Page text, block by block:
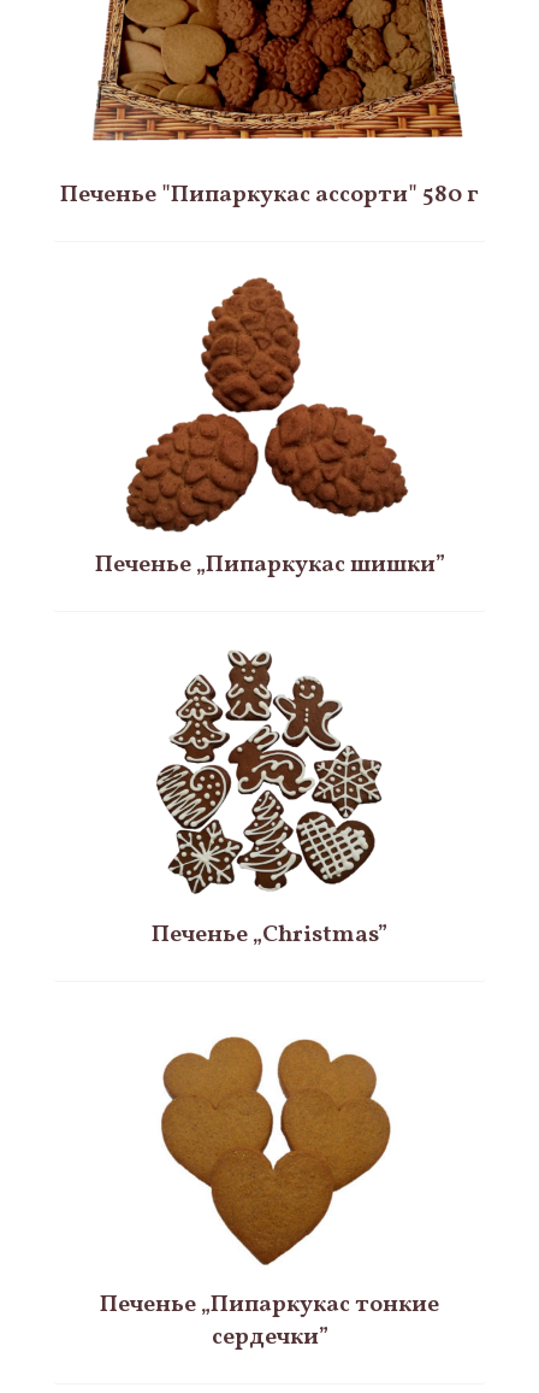
Печенье "Пипаркукас ассорти" 580 г
Печенье „Пипаркукас шишки”
Печенье „Christmas”
Печенье „Пипаркукас тонкие
сердечки”